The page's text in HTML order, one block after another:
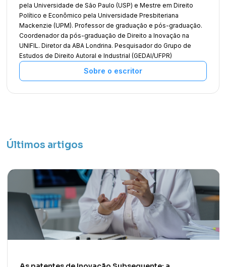
pela Universidade de São Paulo (USP) e Mestre em Direito
Político e Econômico pela Universidade Presbiteriana
Mackenzie (UPM). Professor de graduação e pós-graduação.
Coordenador da pós-graduação de Direito a Inovação na
UNIFIL. Diretor da ABA Londrina. Pesquisador do Grupo de
Estudos de Direito Autoral e Industrial (GEDAI/UFPR)
Sobre o escritor
Últimos artigos